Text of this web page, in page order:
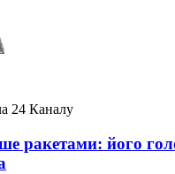
24 Каналу
ракетами: його